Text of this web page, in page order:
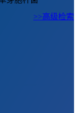
>>高级检索